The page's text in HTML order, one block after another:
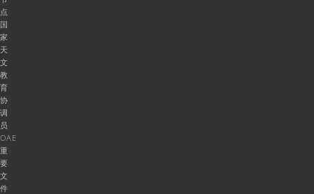
点
国
家
天
文
教
育
协
调
员
OAE
重
要
文
件